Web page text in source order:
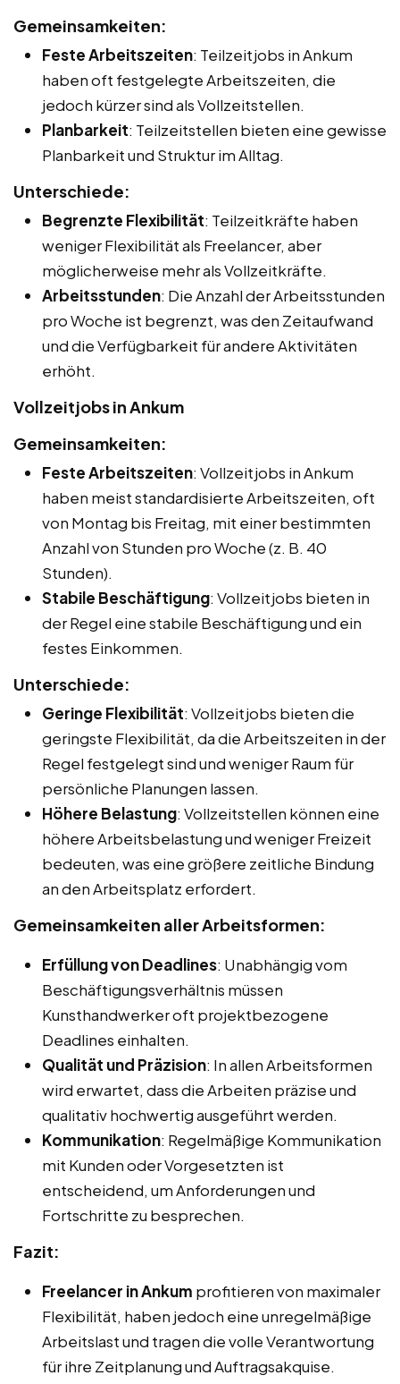
Gemeinsamkeiten:
Feste Arbeitszeiten: Teilzeitjobs in Ankum
haben oft festgelegte Arbeitszeiten, die
jedoch kürzer sind als Vollzeitstellen.
Planbarkeit: Teilzeitstellen bieten eine gewisse
Planbarkeit und Struktur im Alltag.
Unterschiede:
Begrenzte Flexibilität: Teilzeitkräfte haben
weniger Flexibilität als Freelancer, aber
möglicherweise mehr als Vollzeitkräfte.
Arbeitsstunden: Die Anzahl der Arbeitsstunden
pro Woche ist begrenzt, was den Zeitaufwand
und die Verfügbarkeit für andere Aktivitäten
erhöht.
Vollzeitjobs in Ankum
Gemeinsamkeiten:
Feste Arbeitszeiten: Vollzeitjobs in Ankum
haben meist standardisierte Arbeitszeiten, oft
von Montag bis Freitag, mit einer bestimmten
Anzahl von Stunden pro Woche (z. B. 40
Stunden).
Stabile Beschäftigung: Vollzeitjobs bieten in
der Regel eine stabile Beschäftigung und ein
festes Einkommen.
Unterschiede:
Geringe Flexibilität: Vollzeitjobs bieten die
geringste Flexibilität, da die Arbeitszeiten in der
Regel festgelegt sind und weniger Raum für
persönliche Planungen lassen.
Höhere Belastung: Vollzeitstellen können eine
höhere Arbeitsbelastung und weniger Freizeit
bedeuten, was eine größere zeitliche Bindung
an den Arbeitsplatz erfordert.
Gemeinsamkeiten aller Arbeitsformen:
Erfüllung von Deadlines: Unabhängig vom
Beschäftigungsverhältnis müssen
Kunsthandwerker oft projektbezogene
Deadlines einhalten.
Qualität und Präzision: In allen Arbeitsformen
wird erwartet, dass die Arbeiten präzise und
qualitativ hochwertig ausgeführt werden.
Kommunikation: Regelmäßige Kommunikation
mit Kunden oder Vorgesetzten ist
entscheidend, um Anforderungen und
Fortschritte zu besprechen.
Fazit:
Freelancer in Ankum profitieren von maximaler
Flexibilität, haben jedoch eine unregelmäßige
Arbeitslast und tragen die volle Verantwortung
für ihre Zeitplanung und Auftragsakquise.